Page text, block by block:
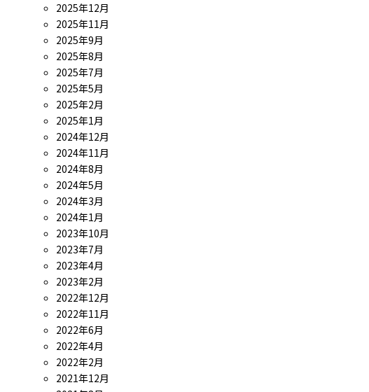
2025年12月
2025年11月
2025年9月
2025年8月
2025年7月
2025年5月
2025年2月
2025年1月
2024年12月
2024年11月
2024年8月
2024年5月
2024年3月
2024年1月
2023年10月
2023年7月
2023年4月
2023年2月
2022年12月
2022年11月
2022年6月
2022年4月
2022年2月
2021年12月